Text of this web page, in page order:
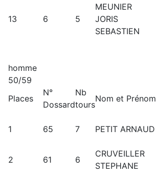
13 6 5
MEUNIER
JORIS
SEBASTIEN
homme
50/59
Places
N°
Dossard
Nb
tours
Nom et Prénom
1 65 7 PETIT ARNAUD
2
61 6
CRUVEILLER
STEPHANE